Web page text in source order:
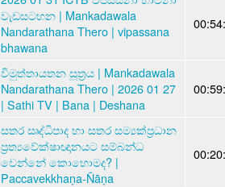
වැඩසටහන | Mankadawala
Nandarathana Thero | vipassana
bhawana
විමුත්තායතන සූත්‍රය | Mankadawala
Nandarathana Thero | 2026 01 27
| Sathi TV | Bana | Deshana
සතර ඍද්ධිපාද හා සතර සම්‍යක්ප්‍රධාන
ප්‍රත්‍යවේක්ෂාඥානයට සම්බන්ධ
වෙන්නේ කොහොමද? |
Paccavekkhaṇa-Ñāṇa